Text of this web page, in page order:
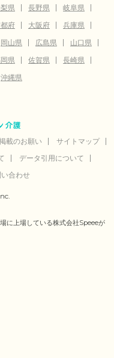
県 長野県
岐阜県
府 大阪府
兵庫県
岡山県 広島県
山口県
県 佐賀県
長崎県
沖縄県
載のお願い
サイトマップ
データ引用について
い合わせ
に上場している株式会社Speeeが